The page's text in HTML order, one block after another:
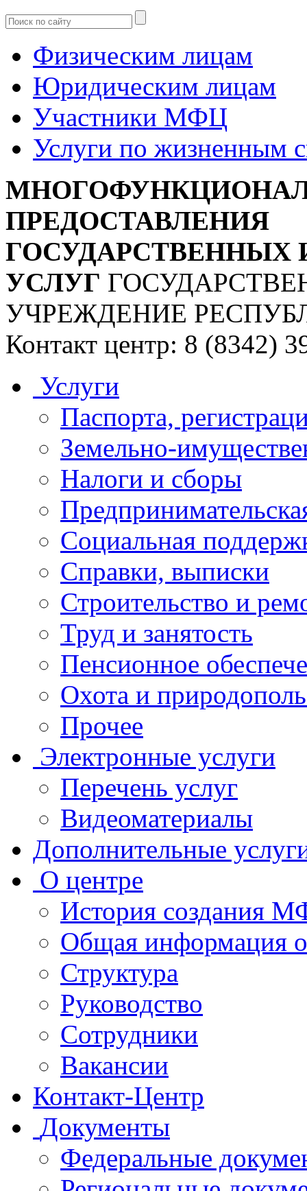
Физическим лицам
Юридическим лицам
Участники МФЦ
Услуги по жизненным
ПРЕДОСТАВЛЕНИЯ
УСЛУГ
УЧРЕЖДЕНИЕ
Контакт центр: 8 (8342)
Услуги
Паспорта,
Земельно-
Налоги и сборы
Социальная
Справки, выписки
Строительство и
Труд и занятость
Пенсионное
Охота и
Прочее
Электронные услуги
Перечень услуг
Видеоматериалы
Дополнительные
О центре
История создания
Общая
Структура
Руководство
Сотрудники
Вакансии
Контакт-Центр
Документы
Федеральные